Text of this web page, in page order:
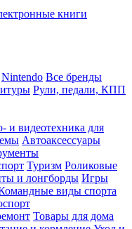
книги
Nintendo Все бренды
Рули, педали, КПП
и видеотехника для
Автоаксессуары
Туризм Роликовые
и лонгборды Игры
виды спорта
Товары для дома